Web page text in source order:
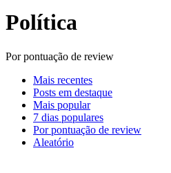
Política
Por pontuação de review
Mais recentes
Posts em destaque
Mais popular
7 dias populares
Por pontuação de review
Aleatório